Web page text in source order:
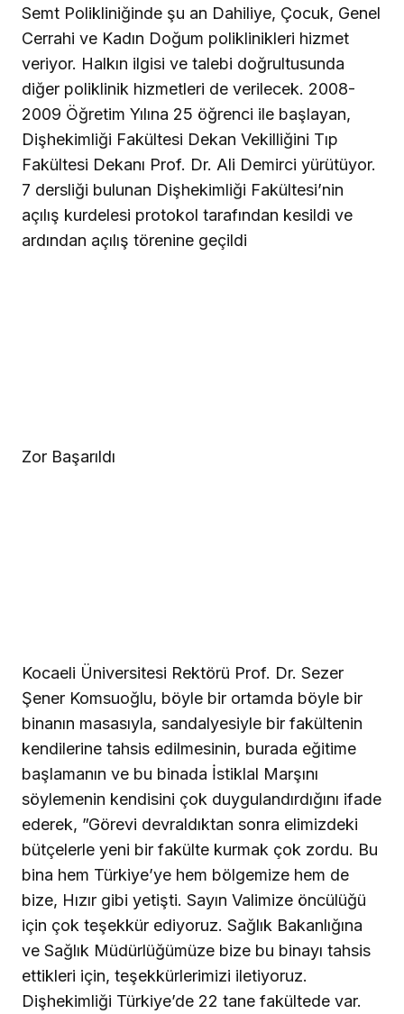
Semt Polikliniğinde şu an Dahiliye, Çocuk, Genel
Cerrahi ve Kadın Doğum poliklinikleri hizmet
veriyor. Halkın ilgisi ve talebi doğrultusunda
diğer poliklinik hizmetleri de verilecek. 2008-
2009 Öğretim Yılına 25 öğrenci ile başlayan,
Dişhekimliği Fakültesi Dekan Vekilliğini Tıp
Fakültesi Dekanı Prof. Dr. Ali Demirci yürütüyor.
7 dersliği bulunan Dişhekimliği Fakültesi’nin
açılış kurdelesi protokol tarafından kesildi ve
ardından açılış törenine geçildi
Zor Başarıldı
Kocaeli Üniversitesi Rektörü Prof. Dr. Sezer
Şener Komsuoğlu, böyle bir ortamda böyle bir
binanın masasıyla, sandalyesiyle bir fakültenin
kendilerine tahsis edilmesinin, burada eğitime
başlamanın ve bu binada İstiklal Marşını
söylemenin kendisini çok duygulandırdığını ifade
ederek, ”Görevi devraldıktan sonra elimizdeki
bütçelerle yeni bir fakülte kurmak çok zordu. Bu
bina hem Türkiye’ye hem bölgemize hem de
bize, Hızır gibi yetişti. Sayın Valimize öncülüğü
için çok teşekkür ediyoruz. Sağlık Bakanlığına
ve Sağlık Müdürlüğümüze bize bu binayı tahsis
ettikleri için, teşekkürlerimizi iletiyoruz.
Dişhekimliği Türkiye’de 22 tane fakültede var.